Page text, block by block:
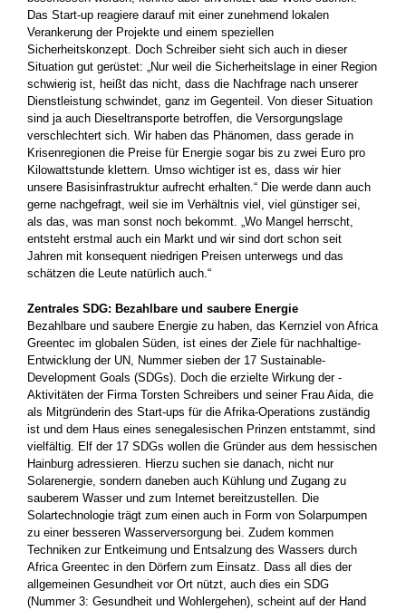
Das Start-up reagiere darauf mit einer zunehmend lokalen
Verankerung der Projekte und einem speziellen
Sicherheitskonzept. Doch Schreiber sieht sich auch in dieser
Situation gut gerüstet: „Nur weil die Sicherheitslage in einer Region
schwierig ist, heißt das nicht, dass die Nachfrage nach unserer
Dienstleistung schwindet, ganz im Gegenteil. Von dieser Situation
sind ja auch Dieseltransporte betroffen, die Versorgungslage
verschlechtert sich. Wir haben das Phänomen, dass gerade in
Krisenregionen die Preise für Energie sogar bis zu zwei Euro pro
Kilowattstunde klettern. Umso wichtiger­ ist es, dass wir hier
unsere Basisinfrastruktur aufrecht erhalten.“ Die werde dann auch
gerne nachgefragt, weil sie im Verhältnis viel, viel günstiger sei,
als das, was man sonst noch bekommt. „Wo Mangel herrscht,
entsteht erstmal auch ein Markt und wir sind dort schon seit
Jahren mit konsequent niedrigen Preisen unterwegs und das
schätzen die Leute natürlich auch.“
Zentrales SDG: Bezahlbare und saubere Energie
Bezahlbare und saubere Energie zu haben, das Kernziel von ­Africa
Greentec im globalen Süden, ist eines der Ziele für nachhaltige­
Entwicklung der UN, Nummer sieben der 17 Sustainable­
Development Goals (SDGs). Doch die erzielte Wirkung der ­
Aktivitäten der Firma Torsten Schreibers und seiner Frau Aida, die
als Mitgründerin des Start-ups für die Afrika-Operations ­zuständig
ist und dem Haus eines senegalesischen Prinzen entstammt, sind
vielfältig. Elf der 17 SDGs wollen die Gründer aus dem hessischen
Hainburg ­adressieren. Hierzu suchen sie danach, nicht nur
Solarenergie, sondern daneben auch Kühlung und ­Zugang zu
sauberem Wasser und zum Internet bereitzustellen. Die
Solartechnologie trägt zum einen auch in Form von Solarpumpen
zu einer besseren Wasserversorgung bei. Zudem kommen
Techniken zur Entkeimung und Entsalzung des Wassers durch
Africa Greentec in den Dörfern zum Einsatz. Dass all dies der
allgemeinen Gesundheit vor Ort nützt, auch dies ein SDG
(Nummer 3: Gesundheit und Wohlergehen), scheint auf der Hand